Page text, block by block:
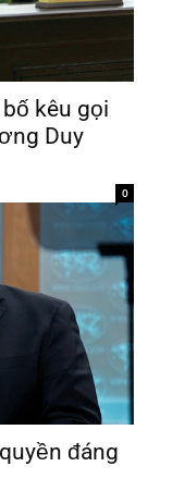
kêu gọi
Duy
0
đáng